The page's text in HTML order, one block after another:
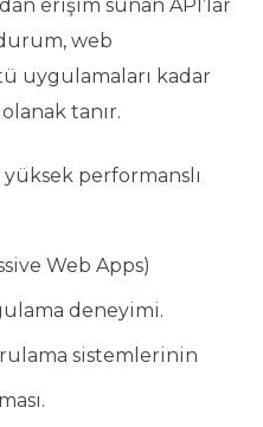
erişim sunan API’lar
web
uygulamaları kadar
tanır.
yüksek performanslı
Web Apps)
deneyimi.
sistemlerinin